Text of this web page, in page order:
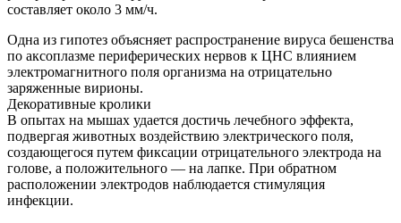
составляет около 3 мм/ч.
Одна из гипотез объясняет распространение вируса бешенства
по аксоплазме периферических нервов к ЦНС влиянием
электромагнитного поля организма на отрицательно
заряженные вирионы.
Декоративные кролики
В опытах на мышах удается достичь лечебного эффекта,
подвергая животных воздействию электрического поля,
создающегося путем фиксации отрицательного электрода на
голове, а положительного — на лапке. При обратном
расположении электродов наблюдается стимуляция
инфекции.